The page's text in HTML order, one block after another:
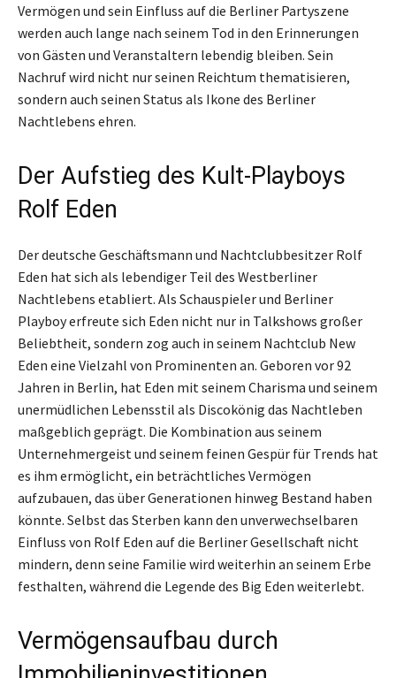
Vermögen und sein Einfluss auf die Berliner Partyszene
werden auch lange nach seinem Tod in den Erinnerungen
von Gästen und Veranstaltern lebendig bleiben. Sein
Nachruf wird nicht nur seinen Reichtum thematisieren,
sondern auch seinen Status als Ikone des Berliner
Nachtlebens ehren.
Der Aufstieg des Kult-Playboys
Rolf Eden
Der deutsche Geschäftsmann und Nachtclubbesitzer Rolf
Eden hat sich als lebendiger Teil des Westberliner
Nachtlebens etabliert. Als Schauspieler und Berliner
Playboy erfreute sich Eden nicht nur in Talkshows großer
Beliebtheit, sondern zog auch in seinem Nachtclub New
Eden eine Vielzahl von Prominenten an. Geboren vor 92
Jahren in Berlin, hat Eden mit seinem Charisma und seinem
unermüdlichen Lebensstil als Discokönig das Nachtleben
maßgeblich geprägt. Die Kombination aus seinem
Unternehmergeist und seinem feinen Gespür für Trends hat
es ihm ermöglicht, ein beträchtliches Vermögen
aufzubauen, das über Generationen hinweg Bestand haben
könnte. Selbst das Sterben kann den unverwechselbaren
Einfluss von Rolf Eden auf die Berliner Gesellschaft nicht
mindern, denn seine Familie wird weiterhin an seinem Erbe
festhalten, während die Legende des Big Eden weiterlebt.
Vermögensaufbau durch